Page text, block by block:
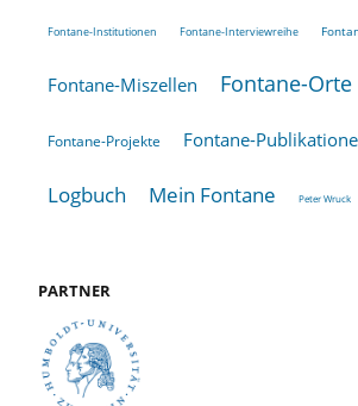
Fontane-Institutionen Fontane-Interviewreihe
Fontane-Miszellen Fontane-Orte
Fontane-Projekte Fontane-
Logbuch Mein Fontane Peter Wruck
PARTNER